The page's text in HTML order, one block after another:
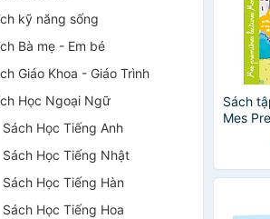
kỹ năng sống
Bà mẹ - Em bé
Giáo Khoa - Giáo Trình
Học Ngoại Ngữ
Sách Học Tiếng Anh
Sách Học Tiếng Nhật
Sách Học Tiếng Hàn
Sách Học Tiếng Hoa
Sách
Mes